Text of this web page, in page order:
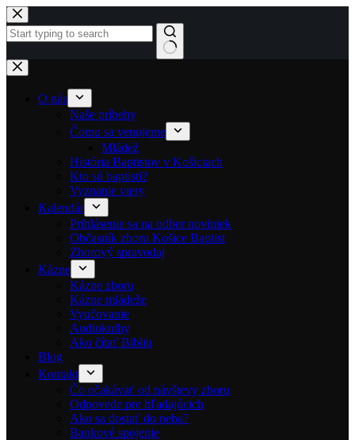
Skip to content
No results
O nás
Naše príbehy
Čomu sa venujeme
Mládež
História Baptistov v Košiciach
Kto sú baptisti?
Vyznanie viery
Kalendár
Prihlásenie sa na odber noviniek
Občasník zboru Košice Baptist
Zborový spravodaj
Kázne
Kázne zboru
Kázne mládeže
Vyučovanie
Audioknihy
Ako čítať Bibliu
Blog
Kontakt
Čo očakávať od návštevy zboru
Odpovede pre hľadajúcich
Ako sa dostať do neba?
Bankové spojenie